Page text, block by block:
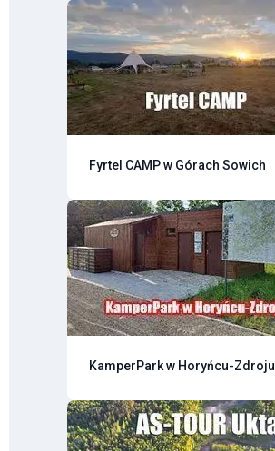
Fyrtel CAMP w Górach Sowich
KamperPark w Horyńcu-Zdroju